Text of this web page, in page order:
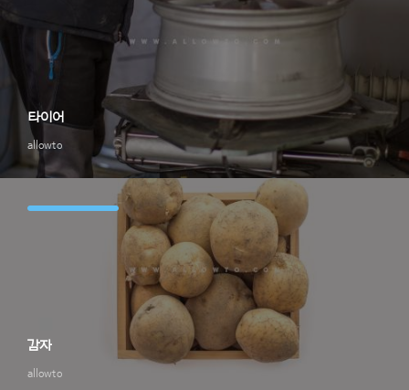
allowto
타이어
allowto
감자